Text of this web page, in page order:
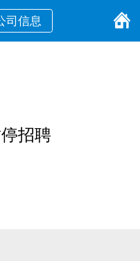
司信息
招聘